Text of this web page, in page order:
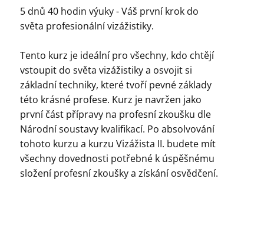
5 dnů 40 hodin výuky - Váš první krok do
světa profesionální vizážistiky.
Tento kurz je ideální pro všechny, kdo chtějí
vstoupit do světa vizážistiky a osvojit si
základní techniky, které tvoří pevné základy
této krásné profese. Kurz je navržen jako
první část přípravy na profesní zkoušku dle
Národní soustavy kvalifikací. Po absolvování
tohoto kurzu a kurzu Vizážista II. budete mít
všechny dovednosti potřebné k úspěšnému
složení profesní zkoušky a získání osvědčení.